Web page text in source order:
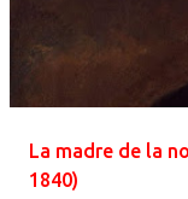
La madre de la
1840)